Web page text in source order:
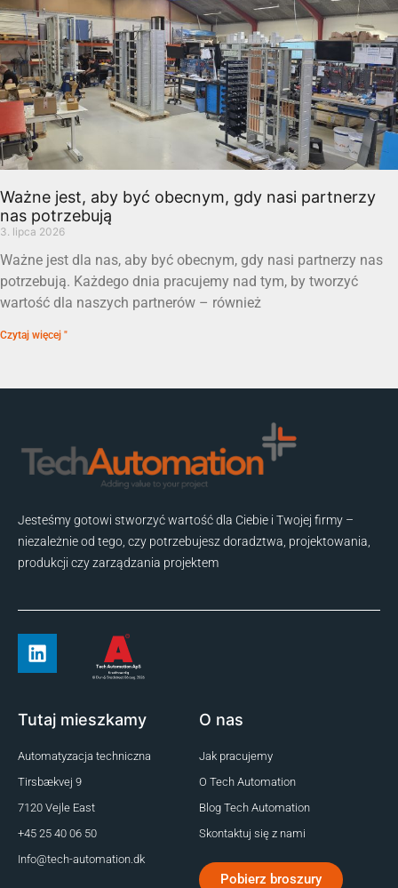
Ważne jest, aby być obecnym, gdy nasi partnerzy
nas potrzebują
3. lipca 2026
Ważne jest dla nas, aby być obecnym, gdy nasi partnerzy nas
potrzebują. Każdego dnia pracujemy nad tym, by tworzyć
wartość dla naszych partnerów – również
Czytaj więcej "
Jesteśmy gotowi stworzyć wartość dla Ciebie i Twojej firmy –
niezależnie od tego, czy potrzebujesz doradztwa, projektowania,
produkcji czy zarządzania projektem
Tutaj mieszkamy
Automatyzacja techniczna
Tirsbækvej 9
7120 Vejle East
+45 25 40 06 50
Info@tech-automation.dk
O nas
Jak pracujemy
O Tech Automation
Blog Tech Automation
Skontaktuj się z nami
Pobierz broszury